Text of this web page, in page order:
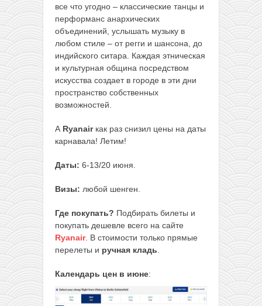
все что угодно – классические танцы и
перформанс анархических
объединений, услышать музыку в
любом стиле – от регги и шансона, до
индийского ситара. Каждая этническая
и культурная община посредством
искусства создает в городе в эти дни
пространство собственных
возможностей.
А Ryanairкак раз снизил цены на даты
карнавала! Летим!
Даты: 6-13/20 июня.
Визы: любой шенген.
Где покупать? Подбирать билеты и
покупать дешевле всего на сайте
Ryanair. В стоимости только прямые
перелеты и ручная кладь
Календарь цен в июне: